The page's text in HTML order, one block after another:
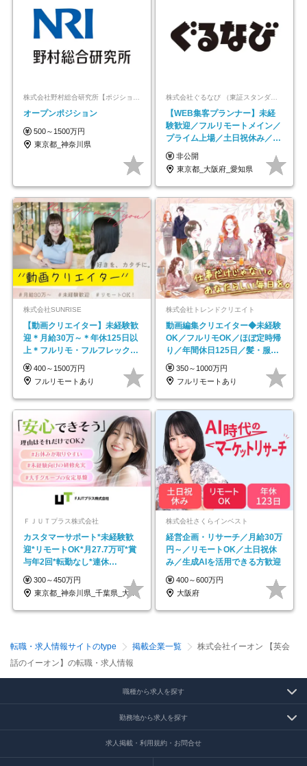
株式会社野村総合研究所【ポジションマッチ登録】
オープンポジション
500～1500万円
東京都_神奈川県
株式会社ぐるなび （東証スタンダード上場）
【WEB集客プランナー】未経
験歓迎／フルリモートメイン／
プライム上場／土日祝休み／東
京・大阪・名古屋
非公開
東京都_大阪府_愛知県
株式会社SUNRISE
【動画クリエイター】未経験歓
迎＊月給30万～＊年休125日以
上＊フルリモ・フルフレックス
◆10名の採用が決定◆
400～1500万円
フルリモートあり
株式会社トレンドクリエイト
動画編集クリエイター◆未経験
OK／フルリモOK／ほぼ定時帰
り／年間休日125日／髪・服・
ネイル自由／副業OK
350～1000万円
フルリモートあり
ＦＪＵＴプラス株式会社
カスタマーサポート*未経験歓
迎*リモートOK*月27.7万可*賞
与年2回*転勤なし*連休
OK/ZE010232
300～450万円
東京都_神奈川県_千葉県_大阪府_愛知県…
株式会社さくらインベスト
経営企画・リサーチ／月給30万
円～／リモートOK／土日祝休
み／生成AIを活用できる方歓迎
400～600万円
大阪府
転職・求人情報サイトのtype 掲載企業一覧
株式会社イーオン 【英会
話のイーオン】の転職・求人情報
職種から求人を探す
勤務地から求人を探す
求人掲載・利用規約・お問合せ